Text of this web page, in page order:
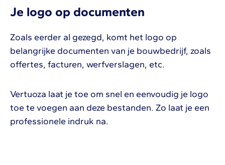
Je logo op documenten
Zoals eerder al gezegd, komt het logo op
belangrijke documenten van je bouwbedrijf, zoals
offertes, facturen, werfverslagen, etc.
Vertuoza laat je toe om snel en eenvoudig je logo
toe te voegen aan deze bestanden. Zo laat je een
professionele indruk na.